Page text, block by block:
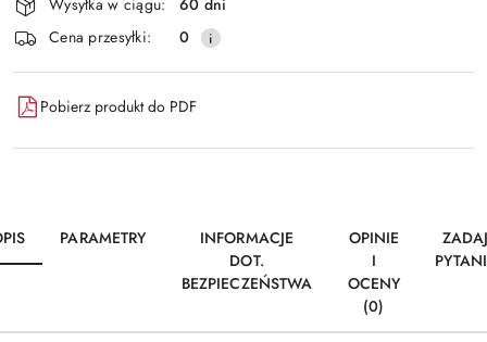
dostawa
Wysyłka w ciągu:
60 dni
Cena przesyłki:
0
Pobierz produkt do PDF
PARAMETRY
INFORMACJE
DOT.
BEZPIECZEŃSTWA
OPINIE
I
OCENY
(0)